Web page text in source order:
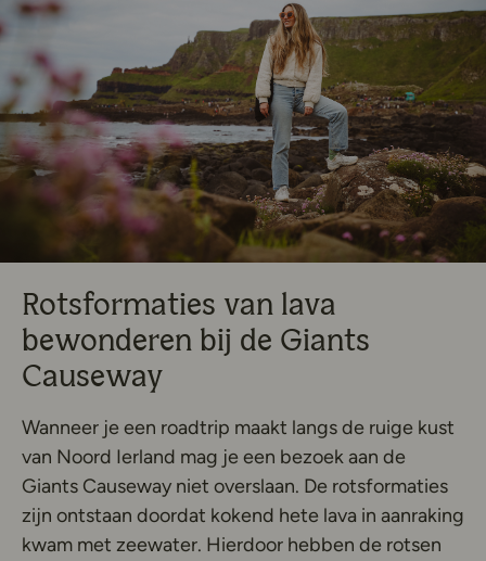
Rotsformaties van lava
bewonderen bij de Giants
Causeway
Wanneer je een roadtrip maakt langs de ruige kust
van Noord Ierland mag je een bezoek aan de
Giants Causeway niet overslaan. De rotsformaties
zijn ontstaan doordat kokend hete lava in aanraking
kwam met zeewater. Hierdoor hebben de rotsen